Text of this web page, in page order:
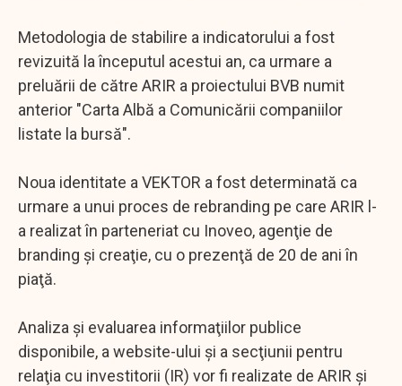
Metodologia de stabilire a indicatorului a fost
revizuită la începutul acestui an, ca urmare a
preluării de către ARIR a proiectului BVB numit
anterior "Carta Albă a Comunicării companiilor
listate la bursă".
Noua identitate a VEKTOR a fost determinată ca
urmare a unui proces de rebranding pe care ARIR l-
a realizat în parteneriat cu Inoveo, agenţie de
branding şi creaţie, cu o prezenţă de 20 de ani în
piaţă.
Analiza şi evaluarea informaţiilor publice
disponibile, a website-ului şi a secţiunii pentru
relaţia cu investitorii (IR) vor fi realizate de ARIR şi